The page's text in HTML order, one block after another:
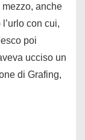
anche
l’urlo con cui,
poi
ucciso un
di Grafing,